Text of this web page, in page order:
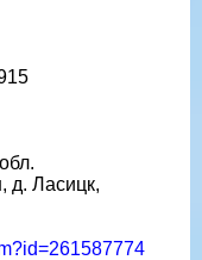
д. Ласицк,